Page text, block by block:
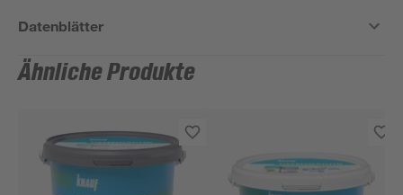
Datenblätter
Ähnliche Produkte